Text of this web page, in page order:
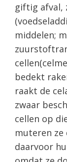
giftig afval,
middelen;
bedekt
raakt de
zwaar
cellen op
muteren ze
daarvoor